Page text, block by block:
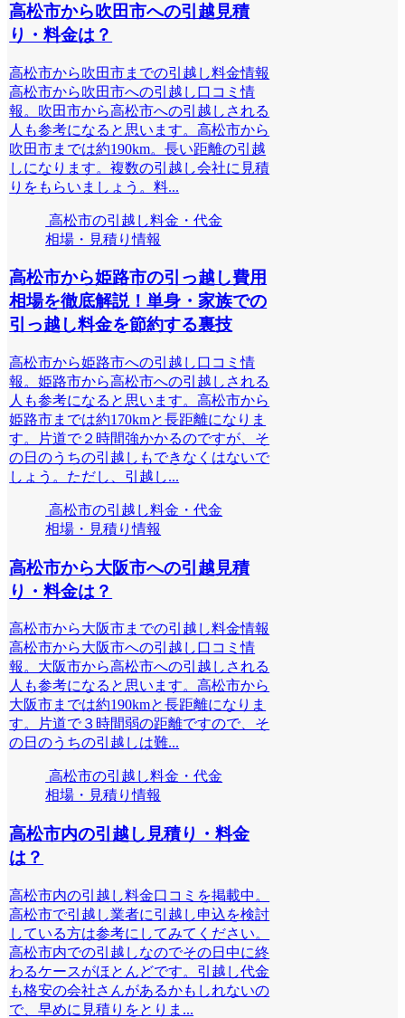
高松市から吹田市への引越見積
り・料金は？
高松市から吹田市までの引越し料金情報
高松市から吹田市への引越し口コミ情
報。吹田市から高松市への引越しされる
人も参考になると思います。高松市から
吹田市までは約190km。長い距離の引越
しになります。複数の引越し会社に見積
りをもらいましょう。料...
高松市の引越し料金・代金
相場・見積り情報
高松市から姫路市の引っ越し費用
相場を徹底解説！単身・家族での
引っ越し料金を節約する裏技
高松市から姫路市への引越し口コミ情
報。姫路市から高松市への引越しされる
人も参考になると思います。高松市から
姫路市までは約170kmと長距離になりま
す。片道で２時間強かかるのですが、そ
の日のうちの引越しもできなくはないで
しょう。ただし、引越し...
高松市の引越し料金・代金
相場・見積り情報
高松市から大阪市への引越見積
り・料金は？
高松市から大阪市までの引越し料金情報
高松市から大阪市への引越し口コミ情
報。大阪市から高松市への引越しされる
人も参考になると思います。高松市から
大阪市までは約190kmと長距離になりま
す。片道で３時間弱の距離ですので、そ
の日のうちの引越しは難...
高松市の引越し料金・代金
相場・見積り情報
高松市内の引越し見積り・料金
は？
高松市内の引越し料金口コミを掲載中。
高松市で引越し業者に引越し申込を検討
している方は参考にしてみてください。
高松市内での引越しなのでその日中に終
わるケースがほとんどです。引越し代金
も格安の会社さんがあるかもしれないの
で、早めに見積りをとりま...